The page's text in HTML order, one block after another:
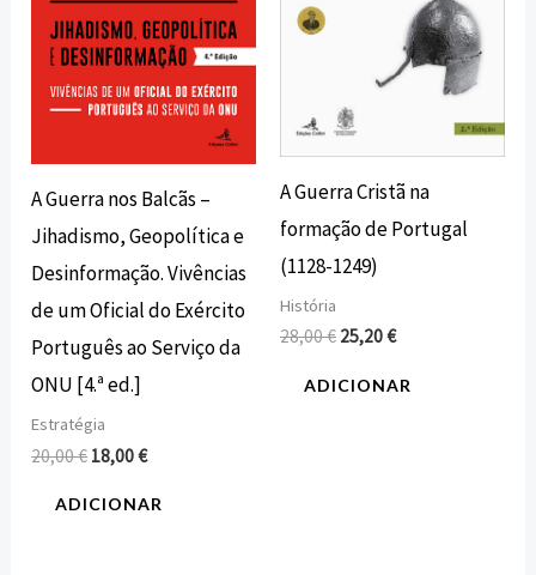
A Guerra nos Balcãs –
Jihadismo, Geopolítica e
Desinformação. Vivências
de um Oficial do Exército
Português ao Serviço da
ONU [4.ª ed.]
Estratégia
20,00€ 18,00€
ADICIONAR
A Guerra Cristã na
formação de Portugal
(1128-1249)
História
28,00€ 25,20€
ADICIONAR